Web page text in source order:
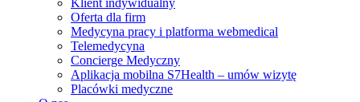
Klient indywidualny
Oferta dla firm
Medycyna pracy i platforma webmedical
Telemedycyna
Concierge Medyczny
Aplikacja mobilna S7Health – umów wizytę
Placówki medyczne